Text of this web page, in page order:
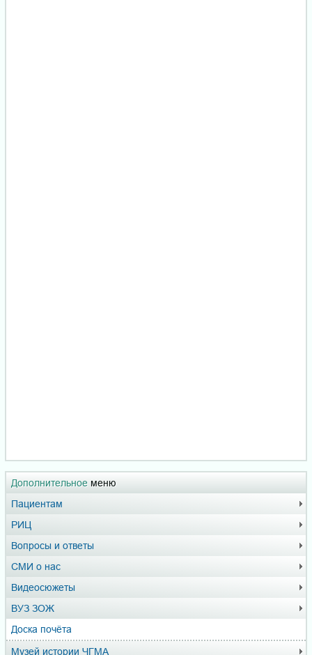
Дополнительное меню
Пациентам
РИЦ
Вопросы и ответы
СМИ о нас
Видеосюжеты
ВУЗ ЗОЖ
Доска почёта
Музей истории ЧГМА